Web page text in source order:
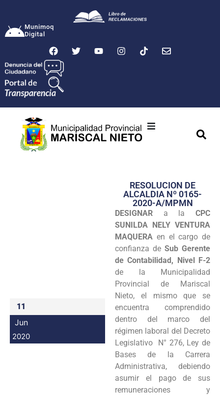
Munimoq
Digital
Transparencia
Seguridad
Programas
Intranet
11
Jun
2020
RESOLUCION DE
ALCALDIA Nº 0165-
2020-A/MPMN
DESIGNAR a la CPC
SUNILDA NELY VENTURA
MAQUERA en el cargo de
confianza de Sub Gerente
de Contabilidad, Nivel F-2
de la Municipalidad
Provincial de Mariscal
Nieto, el mismo que se
encuentra comprendido
dentro del marco del
régimen laboral del Decreto
Legislativo N° 276, Ley de
Bases de la Carrera
Administrativa, debiendo
asumir el pago de sus
remuneraciones y